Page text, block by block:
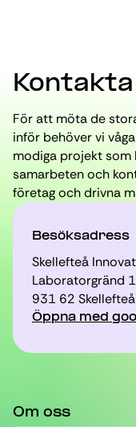
För att möta de
inför behöver vi
modiga projekt som
samarbeten och
företag och drivna
Besöksadress
Skellefteå
Laboratorgränd
931 62 Skellefteå
Öppna med
Om oss